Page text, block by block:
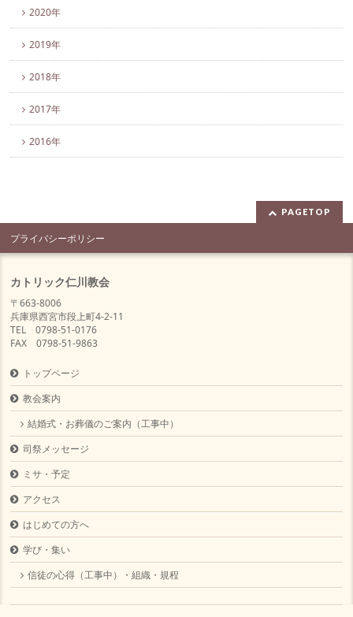
2020年
2019年
2018年
2017年
2016年
PAGETOP
プライバシーポリシー
カトリック仁川教会
〒663-8006
兵庫県西宮市段上町4-2-11
TEL 0798-51-0176
FAX 0798-51-9863
トップページ
教会案内
結婚式・お葬儀のご案内（工事中）
司祭メッセージ
ミサ・予定
アクセス
はじめての方へ
学び・集い
信徒の心得（工事中）・組織・規程